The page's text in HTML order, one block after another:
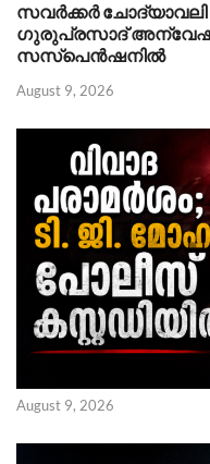
സവർക്കർ
ഗുരുപ്രസാദ്
സസ്പെൻഷനിൽ
August 9, 2026
August 9, 2026